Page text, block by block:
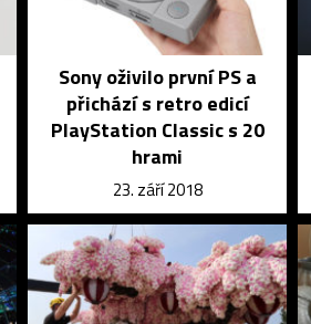
Sony oživilo první PS a
přichází s retro edicí
PlayStation Classic s 20
hrami
23. září 2018